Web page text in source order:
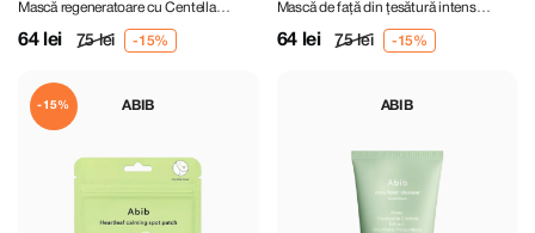
Madecassoside Sticker
Mască regeneratoare cu Centella
64 lei 75 lei
Heartleaf Sticker
Mască de față din țesătură intens
64 lei 75 lei
ABIB
-15% ABIB